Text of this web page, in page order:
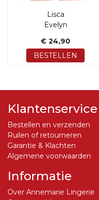
Lisca
Evelyn
€ 24,90
BESTELLEN
Klantenservice
Bestellen en verzenden
Ruilen of retourneren
Garantie & Klachten
Algemene voorwaarden
Informatie
Over Annemarie Lingerie